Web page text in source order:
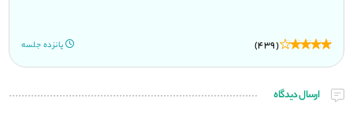
(439) پانزده جلسه
ارسال دیدگاه